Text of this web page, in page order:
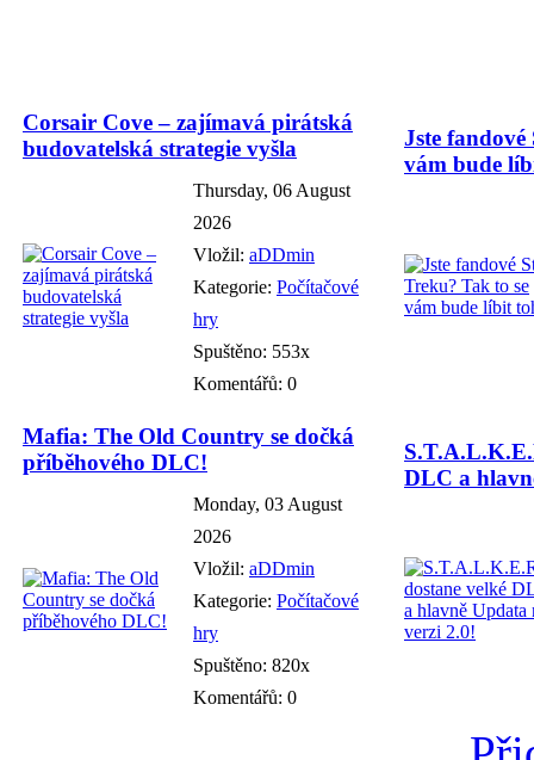
Corsair Cove – zajímavá pirátská
budovatelská strategie vyšla
Thursday, 06 August
2026
Vložil: aDDmin
Kategorie: Počítačové
hry
Spuštěno: 553x
Komentářů: 0
Jste
vám bude
Mafia: The Old Country se dočká
příběhového DLC!
Monday, 03 August
2026
Vložil: aDDmin
Kategorie: Počítačové
hry
Spuštěno: 820x
Komentářů: 0
DLC a